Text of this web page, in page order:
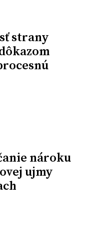
strany
nároku
ujmy